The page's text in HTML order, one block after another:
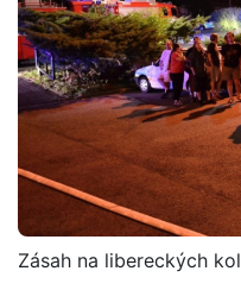
Zásah na libereckých